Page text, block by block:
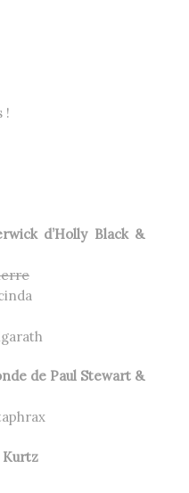
!
d’Holly Black &
de Paul Stewart &
Kurtz